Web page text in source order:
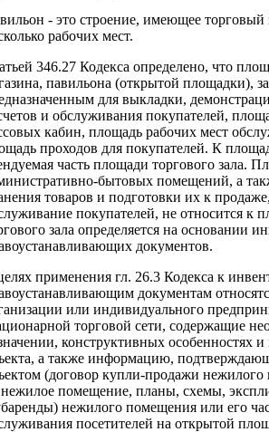
- это строение, имеющее торговый
рабочих мест.
346.27 Кодекса определено, что
павильона (открытой площадки),
для выкладки,
и обслуживания покупателей,
кабин, площадь рабочих мест
проходов для покупателей. К
часть площади торгового зала.
бытовых помещений, а
товаров и подготовки их к
покупателей, не относится к
зала определяется на основании
документов.
применения гл. 26.3 Кодекса к
документам
или индивидуального
торговой сети, содержащие
конструктивных особенностях
а также информацию,
(договор купли-продажи
помещение, планы, схемы,
нежилого помещения или его
посетителей на открытой